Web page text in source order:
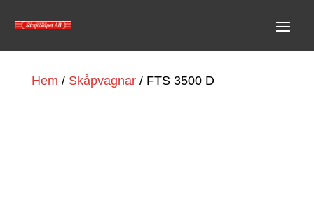
Hem / Skåpvagnar/ FTS 3500 D